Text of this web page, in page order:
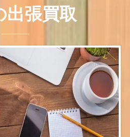
出張買取